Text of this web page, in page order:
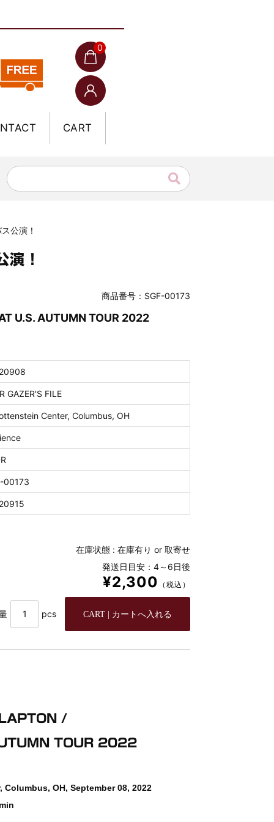
0
CART
公演！
！
商品番号：SGF-00173
U.S. AUTUMN TOUR 2022
GAZER'S FILE
Center, Columbus, OH
00173
在庫状態 : 在庫有り or 取寄せ
発送日目安：4～6日後
¥2,300 （税込）
pcs
/
TOUR 2022
OH, September 08, 2022